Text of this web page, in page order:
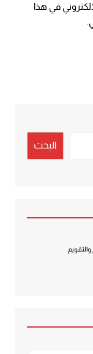
في هذا
البحث
والتقويم